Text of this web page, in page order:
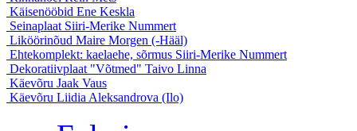
Käisenööbid Ene Keskla
Seinaplaat Siiri-Merike Nummert
Liköörinõud Maire Morgen (-Hääl)
Ehtekomplekt: kaelaehe, sõrmus Siiri-Merike Nummert
Dekoratiivplaat "Võtmed" Taivo Linna
Käevõru Jaak Vaus
Käevõru Liidia Aleksandrova (Ilo)